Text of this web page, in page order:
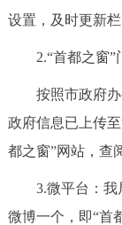
设置，及时更新栏
2.“首都之窗”
按照市政府办
政府信息已上传
都之窗”网站，查
3.微平台：我局
微博一个，即“首